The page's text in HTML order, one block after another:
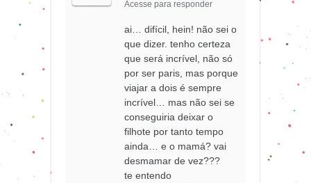
Acesse para responder
ai… difícil, hein! não sei o
que dizer. tenho certeza
que será incrível, não só
por ser paris, mas porque
viajar a dois é sempre
incrível… mas não sei se
conseguiria deixar o
filhote por tanto tempo
ainda… e o mamá? vai
desmamar de vez???
te entendo